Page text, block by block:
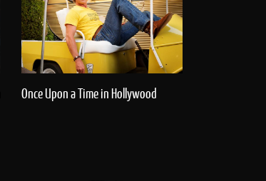
Once Upon a Time in Hollywood